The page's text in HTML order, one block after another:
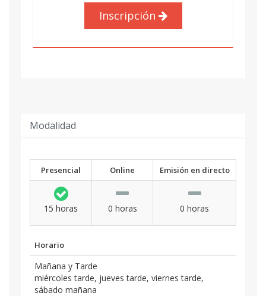
Inscripción
Modalidad
Presencial Online Emisión en directo
15 horas 0 horas 0 horas
Horario
Mañana y Tarde
miércoles tarde, jueves tarde, viernes tarde,
sábado mañana